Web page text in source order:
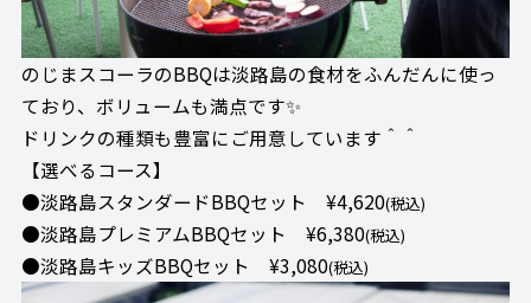
のじまスコーラのBBQは淡路島の食材をふんだんに使っ
ており、ボリュームも満点です✨
ドリンクの種類も豊富にご用意しています＾＾
【選べるコース】
●淡路島スタンダードBBQセット ¥4,620(税込)
●淡路島プレミアムBBQセット ¥6,380(税込)
●淡路島キッズBBQセット ¥3,080(税込)